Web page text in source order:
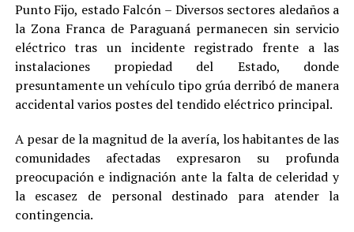
Punto Fijo, estado Falcón – Diversos sectores aledaños a
la Zona Franca de Paraguaná permanecen sin servicio
eléctrico tras un incidente registrado frente a las
instalaciones propiedad del Estado, donde
presuntamente un vehículo tipo grúa derribó de manera
accidental varios postes del tendido eléctrico principal.
A pesar de la magnitud de la avería, los habitantes de las
comunidades afectadas expresaron su profunda
preocupación e indignación ante la falta de celeridad y
la escasez de personal destinado para atender la
contingencia.